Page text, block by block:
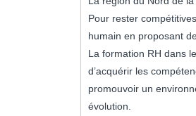
Pour rester
humain en proposant
La formation RH dans
d’acquérir les
promouvoir un
évolution.